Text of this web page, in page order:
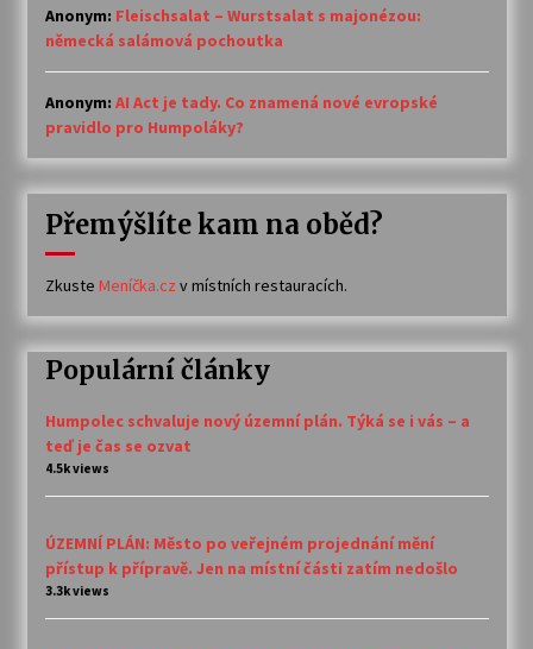
Anonym: Fleischsalat – Wurstsalat s majonézou:
německá salámová pochoutka
Anonym: AI Act je tady. Co znamená nové evropské
pravidlo pro Humpoláky?
Přemýšlíte kam na oběd?
Zkuste Meníčka.cz v místních restauracích.
Populární články
Humpolec schvaluje nový územní plán. Týká se i vás – a
teď je čas se ozvat
4.5k views
ÚZEMNÍ PLÁN: Město po veřejném projednání mění
přístup k přípravě. Jen na místní části zatím nedošlo
3.3k views